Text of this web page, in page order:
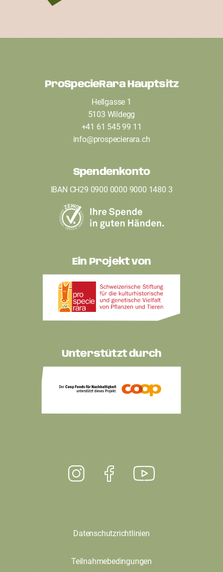
ProSpecieRara Hauptsitz
Hellgasse 1
5103 Wildegg
+41 61 545 99 11
info@prospecierara.ch
Spendenkonto
IBAN CH29 0900 0000 9000 1480 3
Ein Projekt von
Unterstützt durch
Datenschutzrichtlinien
Teilnahmebedingungen